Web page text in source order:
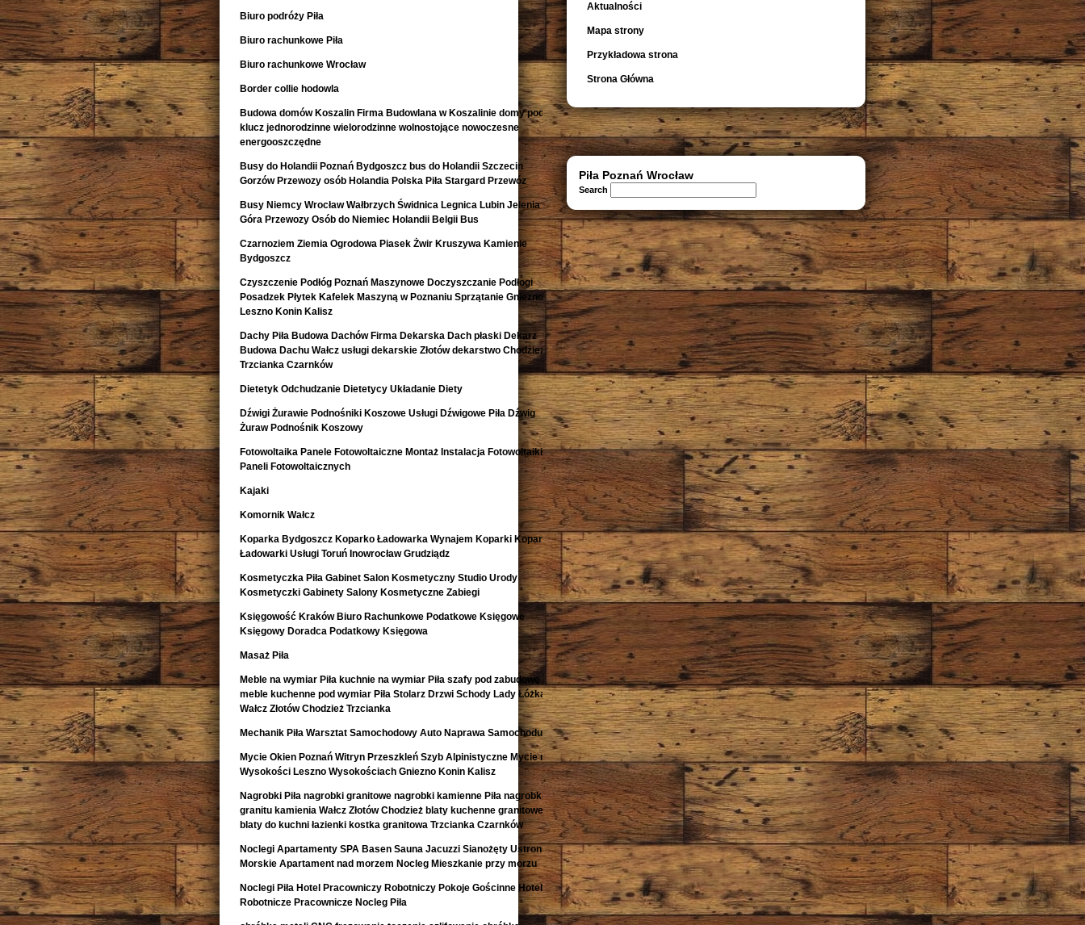
Biuro podróży Piła
Biuro rachunkowe Piła
Biuro rachunkowe Wrocław
Border collie hodowla
Budowa domów Koszalin Firma Budowlana w Koszalinie domy pod
klucz jednorodzinne wielorodzinne wolnostojące nowoczesne
energooszczędne
Busy do Holandii Poznań Bydgoszcz bus do Holandii Szczecin
Gorzów Przewozy osób Holandia Polska Piła Stargard Przewóz
Busy Niemcy Wrocław Wałbrzych Świdnica Legnica Lubin Jelenia
Góra Przewozy Osób do Niemiec Holandii Belgii Bus
Czarnoziem Ziemia Ogrodowa Piasek Żwir Kruszywa Kamienie
Bydgoszcz
Czyszczenie Podłóg Poznań Maszynowe Doczyszczanie Podłogi
Posadzek Płytek Kafelek Maszyną w Poznaniu Sprzątanie Gniezno
Leszno Konin Kalisz
Dachy Piła Budowa Dachów Firma Dekarska Dach płaski Dekarz
Budowa Dachu Wałcz usługi dekarskie Złotów dekarstwo Chodzież
Trzcianka Czarnków
Dietetyk Odchudzanie Dietetycy Układanie Diety
Dźwigi Żurawie Podnośniki Koszowe Usługi Dźwigowe Piła Dźwig
Żuraw Podnośnik Koszowy
Fotowoltaika Panele Fotowoltaiczne Montaż Instalacja Fotowoltaiki
Paneli Fotowoltaicznych
Kajaki
Komornik Wałcz
Koparka Bydgoszcz Koparko Ładowarka Wynajem Koparki Koparko
Ładowarki Usługi Toruń Inowrocław Grudziądz
Kosmetyczka Piła Gabinet Salon Kosmetyczny Studio Urody
Kosmetyczki Gabinety Salony Kosmetyczne Zabiegi
Księgowość Kraków Biuro Rachunkowe Podatkowe Księgowe
Księgowy Doradca Podatkowy Księgowa
Masaż Piła
Meble na wymiar Piła kuchnie na wymiar Piła szafy pod zabudowę
meble kuchenne pod wymiar Piła Stolarz Drzwi Schody Lady Łóżka
Wałcz Złotów Chodzież Trzcianka
Mechanik Piła Warsztat Samochodowy Auto Naprawa Samochodu
Mycie Okien Poznań Witryn Przeszkleń Szyb Alpinistyczne Mycie na
Wysokości Leszno Wysokościach Gniezno Konin Kalisz
Nagrobki Piła nagrobki granitowe nagrobki kamienne Piła nagrobki z
granitu kamienia Wałcz Złotów Chodzież blaty kuchenne granitowe
blaty do kuchni łazienki kostka granitowa Trzcianka Czarnków
Noclegi Apartamenty SPA Basen Sauna Jacuzzi Sianożęty Ustronie
Morskie Apartament nad morzem Nocleg Mieszkanie przy morzu
Noclegi Piła Hotel Pracowniczy Robotniczy Pokoje Gościnne Hotele
Robotnicze Pracownicze Nocleg Piła
Aktualności
Mapa strony
Przykładowa strona
Strona Główna
Piła Poznań Wrocław
Search